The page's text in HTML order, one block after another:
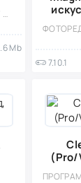
ГРАФИКА / ПРОГРАММЫ / МОД
Mb
7.10.1
(Pro/